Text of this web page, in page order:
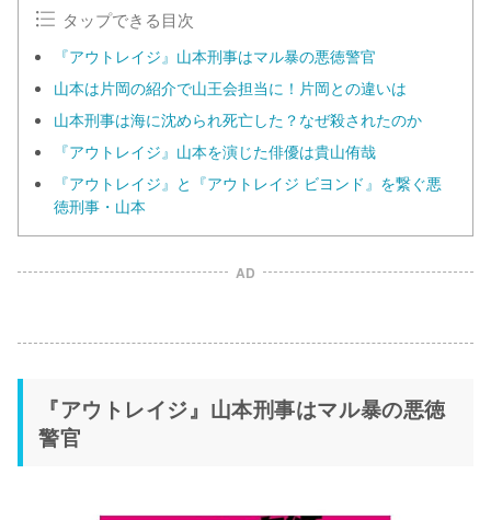
タップできる目次
『アウトレイジ』山本刑事はマル暴の悪徳警官
山本は片岡の紹介で山王会担当に！片岡との違いは
山本刑事は海に沈められ死亡した？なぜ殺されたのか
『アウトレイジ』山本を演じた俳優は貴山侑哉
『アウトレイジ』と『アウトレイジ ビヨンド』を繋ぐ悪
徳刑事・山本
AD
『アウトレイジ』山本刑事はマル暴の悪徳
警官